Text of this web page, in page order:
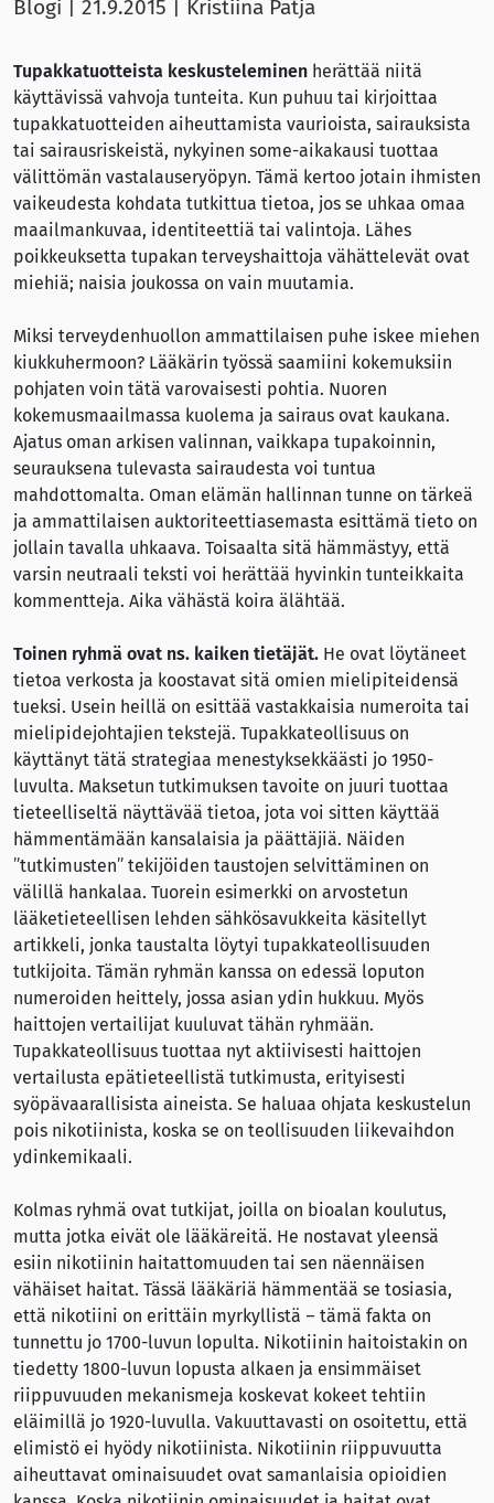
Blogi | 21.9.2015 | Kristiina Patja
Tupakkatuotteista keskusteleminen herättää niitä
käyttävissä vahvoja tunteita. Kun puhuu tai kirjoittaa
tupakkatuotteiden aiheuttamista vaurioista, sairauksista
tai sairausriskeistä, nykyinen some-aikakausi tuottaa
välittömän vastalauseryöpyn. Tämä kertoo jotain ihmisten
vaikeudesta kohdata tutkittua tietoa, jos se uhkaa omaa
maailmankuvaa, identiteettiä tai valintoja. Lähes
poikkeuksetta tupakan terveyshaittoja vähättelevät ovat
miehiä; naisia joukossa on vain muutamia.
Miksi terveydenhuollon ammattilaisen puhe iskee miehen
kiukkuhermoon? Lääkärin työssä saamiini kokemuksiin
pohjaten voin tätä varovaisesti pohtia. Nuoren
kokemusmaailmassa kuolema ja sairaus ovat kaukana.
Ajatus oman arkisen valinnan, vaikkapa tupakoinnin,
seurauksena tulevasta sairaudesta voi tuntua
mahdottomalta. Oman elämän hallinnan tunne on tärkeä
ja ammattilaisen auktoriteettiasemasta esittämä tieto on
jollain tavalla uhkaava. Toisaalta sitä hämmästyy, että
varsin neutraali teksti voi herättää hyvinkin tunteikkaita
kommentteja. Aika vähästä koira älähtää.
Toinen ryhmä ovat ns. kaiken tietäjät. He ovat löytäneet
tietoa verkosta ja koostavat sitä omien mielipiteidensä
tueksi. Usein heillä on esittää vastakkaisia numeroita tai
mielipidejohtajien tekstejä. Tupakkateollisuus on
käyttänyt tätä strategiaa menestyksekkäästi jo 1950-
luvulta. Maksetun tutkimuksen tavoite on juuri tuottaa
tieteelliseltä näyttävää tietoa, jota voi sitten käyttää
hämmentämään kansalaisia ja päättäjiä. Näiden
”tutkimusten” tekijöiden taustojen selvittäminen on
välillä hankalaa. Tuorein esimerkki on arvostetun
lääketieteellisen lehden sähkösavukkeita käsitellyt
artikkeli, jonka taustalta löytyi tupakkateollisuuden
tutkijoita. Tämän ryhmän kanssa on edessä loputon
numeroiden heittely, jossa asian ydin hukkuu. Myös
haittojen vertailijat kuuluvat tähän ryhmään.
Tupakkateollisuus tuottaa nyt aktiivisesti haittojen
vertailusta epätieteellistä tutkimusta, erityisesti
syöpävaarallisista aineista. Se haluaa ohjata keskustelun
pois nikotiinista, koska se on teollisuuden liikevaihdon
ydinkemikaali.
Kolmas ryhmä ovat tutkijat, joilla on bioalan koulutus,
mutta jotka eivät ole lääkäreitä. He nostavat yleensä
esiin nikotiinin haitattomuuden tai sen näennäisen
vähäiset haitat. Tässä lääkäriä hämmentää se tosiasia,
että nikotiini on erittäin myrkyllistä – tämä fakta on
tunnettu jo 1700-luvun lopulta. Nikotiinin haitoistakin on
tiedetty 1800-luvun lopusta alkaen ja ensimmäiset
riippuvuuden mekanismeja koskevat kokeet tehtiin
eläimillä jo 1920-luvulla. Vakuuttavasti on osoitettu, että
elimistö ei hyödy nikotiinista. Nikotiinin riippuvuutta
aiheuttavat ominaisuudet ovat samanlaisia opioidien